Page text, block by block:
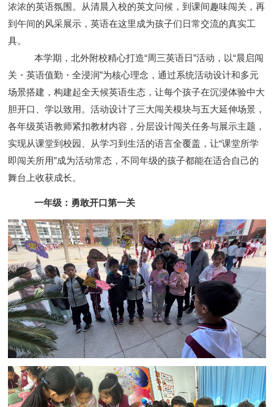
浓浓的英语氛围。从清晨入校的英文问候，到课间趣味闯关，再
到午间的风采展示，英语在这里成为孩子们日常交流的真实工
具。
本学期，北外附校精心打造“周三英语日”活动，以“晨启闯
关・英语值勤・全浸润”为核心理念，通过系统活动设计和多元
场景搭建，构建起全天候英语生态，让每个孩子在沉浸体验中大
胆开口、学以致用。活动设计了三大闯关模块与五大延伸场景，
各年级英语教师紧扣教材内容，分层设计闯关任务与展示主题，
实现从课堂到校园、从学习到生活的语言全覆盖，让“课堂所学
即闯关所用”成为活动常态，不同年级的孩子都能在适合自己的
舞台上收获成长。
一年级：勇敢开口第一关